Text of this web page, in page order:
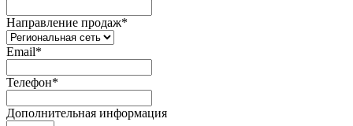
Направление продаж*
Email*
Телефон*
Дополнительная информация